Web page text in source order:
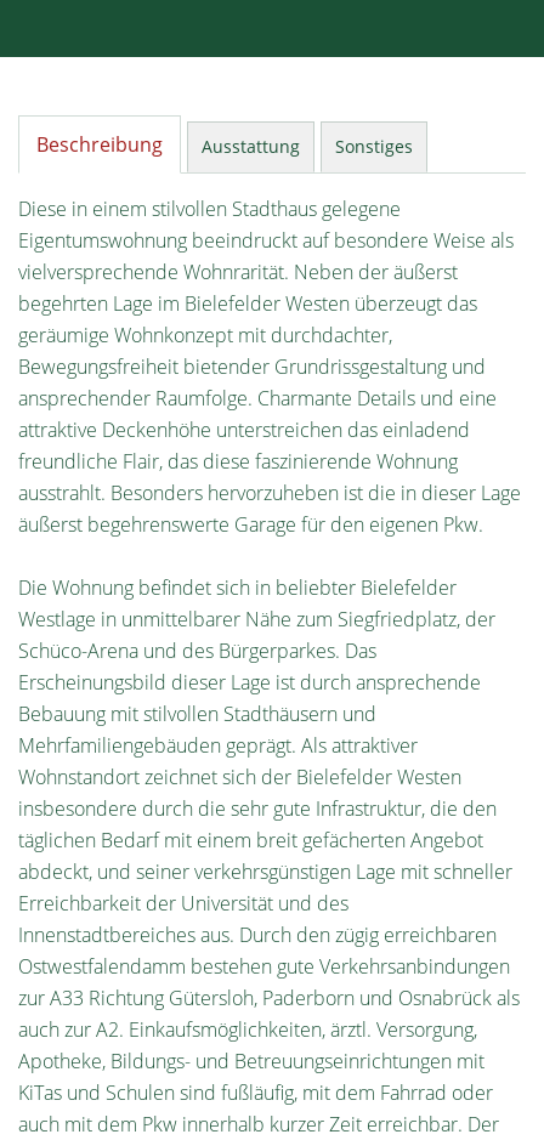
Beschreibung Ausstattung Sonstiges
Diese in einem stilvollen Stadthaus gelegene
Eigentumswohnung beeindruckt auf besondere Weise als
vielversprechende Wohnrarität. Neben der äußerst
begehrten Lage im Bielefelder Westen überzeugt das
geräumige Wohnkonzept mit durchdachter,
Bewegungsfreiheit bietender Grundrissgestaltung und
ansprechender Raumfolge. Charmante Details und eine
attraktive Deckenhöhe unterstreichen das einladend
freundliche Flair, das diese faszinierende Wohnung
ausstrahlt. Besonders hervorzuheben ist die in dieser Lage
äußerst begehrenswerte Garage für den eigenen Pkw.
Die Wohnung befindet sich in beliebter Bielefelder
Westlage in unmittelbarer Nähe zum Siegfriedplatz, der
Schüco-Arena und des Bürgerparkes. Das
Erscheinungsbild dieser Lage ist durch ansprechende
Bebauung mit stilvollen Stadthäusern und
Mehrfamiliengebäuden geprägt. Als attraktiver
Wohnstandort zeichnet sich der Bielefelder Westen
insbesondere durch die sehr gute Infrastruktur, die den
täglichen Bedarf mit einem breit gefächerten Angebot
abdeckt, und seiner verkehrsgünstigen Lage mit schneller
Erreichbarkeit der Universität und des
Innenstadtbereiches aus. Durch den zügig erreichbaren
Ostwestfalendamm bestehen gute Verkehrsanbindungen
zur A33 Richtung Gütersloh, Paderborn und Osnabrück als
auch zur A2. Einkaufsmöglichkeiten, ärztl. Versorgung,
Apotheke, Bildungs- und Betreuungseinrichtungen mit
KiTas und Schulen sind fußläufig, mit dem Fahrrad oder
auch mit dem Pkw innerhalb kurzer Zeit erreichbar. Der